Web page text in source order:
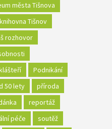
města Tišnova
Tišnov
rozhovor
Podnikání
50 lety
příroda
reportáž
péče
soutěž